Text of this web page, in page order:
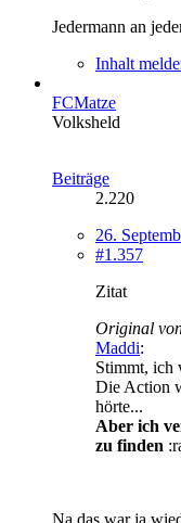
Jedermann an
Inhalt
FCMatze
Volksheld
Beiträge
2.220
26.
#1.357
Zitat
Original
Maddi:
Stimmt, ich
Die Action
hörte...
Aber ich
zu finden
Na das war ja